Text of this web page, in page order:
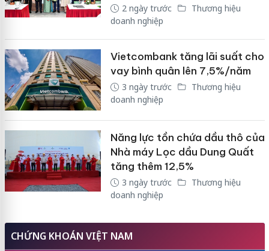
2 ngày trước
Thương hiệu
doanh nghiệp
Vietcombank tăng lãi suất cho
vay bình quân lên 7,5%/năm
3 ngày trước
Thương hiệu
doanh nghiệp
Năng lực tồn chứa dầu thô của
Nhà máy Lọc dầu Dung Quất
tăng thêm 12,5%
3 ngày trước
Thương hiệu
doanh nghiệp
CHỨNG KHOÁN VIỆT NAM